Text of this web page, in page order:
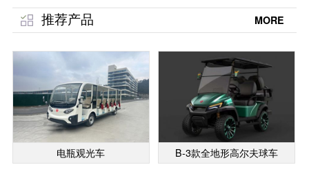
推荐产品 MORE
电瓶观光车 B-3款全地形高尔夫球车